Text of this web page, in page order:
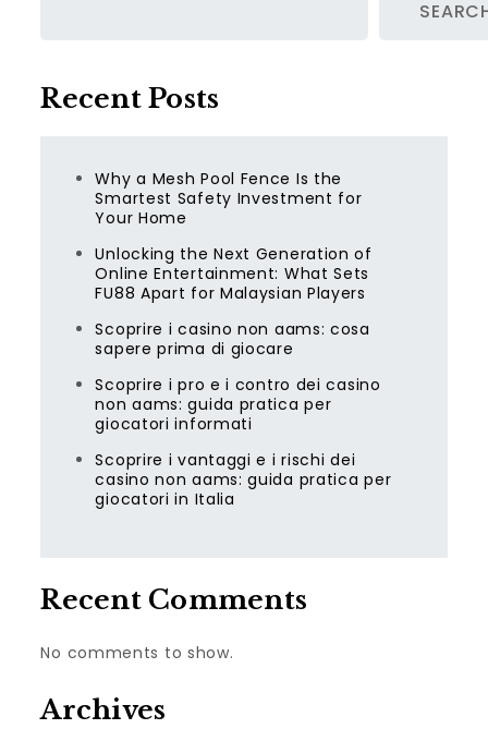
Recent Posts
Why a Mesh Pool Fence Is the
Smartest Safety Investment for
Your Home
Unlocking the Next Generation of
Online Entertainment: What Sets
FU88 Apart for Malaysian Players
Scoprire i casino non aams: cosa
sapere prima di giocare
Scoprire i pro e i contro dei casino
non aams: guida pratica per
giocatori informati
Scoprire i vantaggi e i rischi dei
casino non aams: guida pratica per
giocatori in Italia
Recent Comments
No comments to show.
Archives